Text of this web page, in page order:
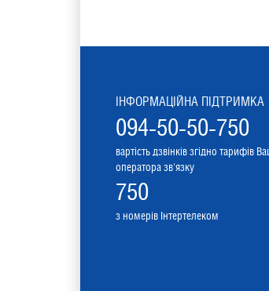
ІНФОРМАЦІЙНА ПІДТРИМКА
094-50-50-750
вартість дзвінків згідно тарифів
оператора зв'язку
750
з номерів Інтертелеком